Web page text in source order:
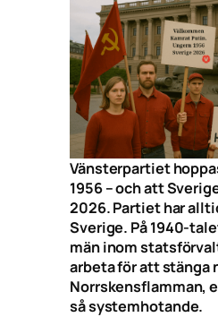
Vänsterpartiet
1956 – och att
2026. Partiet har
Sverige. På 1940-
män inom
arbeta för att stänga
Norrskensflamman,
så systemhotande.